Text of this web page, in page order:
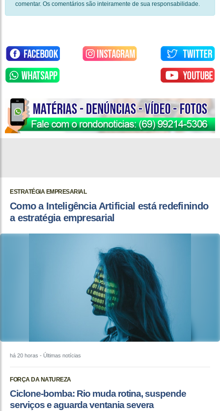
comentar. Os comentários são inteiramente de sua responsabilidade.
ESTRATÉGIA EMPRESARIAL
Como a Inteligência Artificial está redefinindo
a estratégia empresarial
há 20 horas - Últimas notícias
FORÇA DA NATUREZA
Ciclone-bomba: Rio muda rotina, suspende
serviços e aguarda ventania severa